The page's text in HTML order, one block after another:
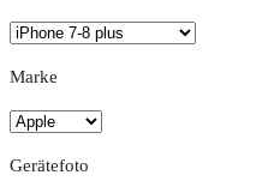
Marke
Gerätefoto